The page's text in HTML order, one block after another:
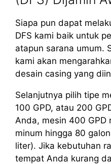
Siapa pun dapat
DFS kami baik untuk
atapun sarana umum.
kami akan
desain casing yang
Selanjutnya pilih tipe
100 GPD, atau 200
Anda, mesin 400 GPD
minum hingga 80
liter). Jika kebutuhan
tempat Anda kurang